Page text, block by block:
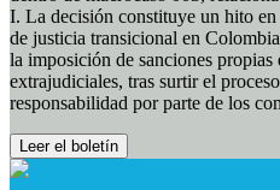
I. La decisión constituye un hito
de justicia transicional en
la imposición de sanciones propias
extrajudiciales, tras surtir el
responsabilidad por parte de los
Leer el boletín